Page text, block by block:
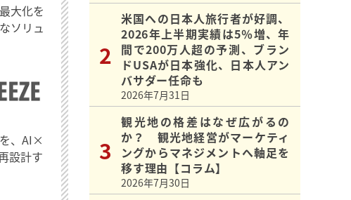
大化を
ソリュ
、AI×
設計す
米国への日本人旅行者が好調、
2026年上半期実績は5％増、年
間で200万人超の予測、ブラン
ドUSAが日本強化、日本人アン
バサダー任命も
2026年7月31日
観光地の格差はなぜ広がるの
か？ 観光地経営がマーケティ
ングからマネジメントへ軸足を
移す理由【コラム】
2026年7月30日